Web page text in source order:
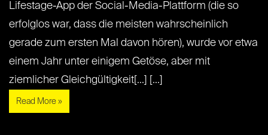
Lifestage-App der Social-Media-Plattform (die so
erfolglos war, dass die meisten wahrscheinlich
gerade zum ersten Mal davon hören), wurde vor etwa
einem Jahr unter einigem Getöse, aber mit
ziemlicher Gleichgültigkeit[...] [...]
Read More »